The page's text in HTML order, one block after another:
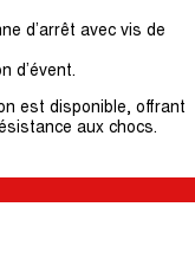
d’arrêt avec vis de
d’évent.
est disponible, offrant
aux chocs.